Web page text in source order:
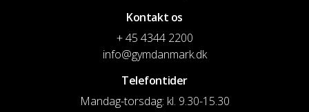
Kontakt os
+ 45 4344 2200
info@gymdanmark.dk
Telefontider
Mandag-torsdag: kl. 9.30-15.30